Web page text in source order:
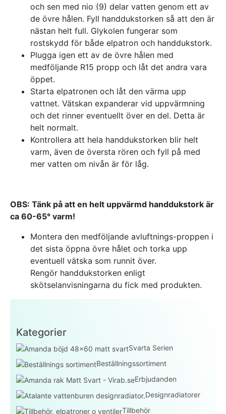
och sen med nio (9) delar vatten genom ett av
de övre hålen. Fyll handdukstorken så att den är
nästan helt full. Glykolen fungerar som
rostskydd för både elpatron och handdukstork.
Plugga igen ett av de övre hålen med
medföljande R15 propp och låt det andra vara
öppet.
Starta elpatronen och låt den värma upp
vattnet. Vätskan expanderar vid uppvärmning
och det rinner eventuellt över en del. Detta är
helt normalt.
Kontrollera att hela handdukstorken blir helt
varm, även de översta rören och fyll på med
mer vatten om nivån är för låg.
OBS: Tänk på att en helt uppvärmd handdukstork är
ca 60-65° varm!
Montera den medföljande avluftnings-proppen i
det sista öppna övre hålet och torka upp
eventuell vätska som runnit över.
Rengör handdukstorken enligt
skötselanvisningarna du fick med produkten.
Kategorier
Svarta Serien
Beställningssortiment
Erbjudanden
Designradiatorer
Tillbehör